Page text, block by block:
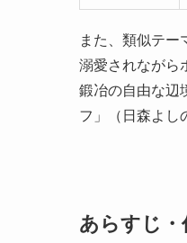
また、類似テー
溺愛されながら
鍛冶の自由な辺
フ」（日森よし
あらすじ・